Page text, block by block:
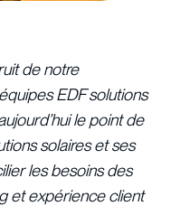
de notre
EDF solutions
le point de
solaires et ses
les besoins des
et expérience client